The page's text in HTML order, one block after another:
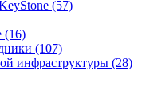
(57)
(16)
(107)
инфраструктуры (28)